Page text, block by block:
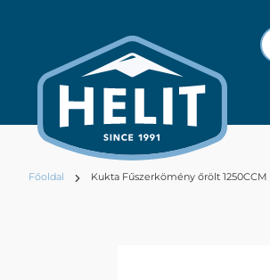
Főoldal Kukta Fűszerkömény őrölt